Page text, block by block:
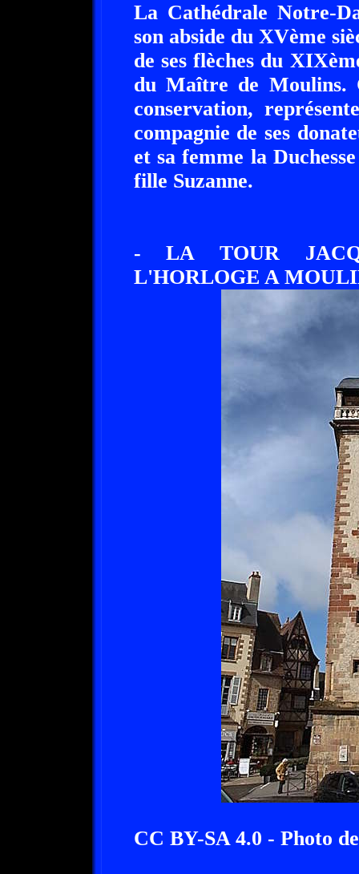
La Cathédrale Notre-
son abside du XVème
de ses flèches du
du Maître de Moulins.
conservation,
compagnie de ses
et sa femme la
fille Suzanne.
- LA TOUR
L'HORLOGE A
CC BY-SA 4.0 - Photo